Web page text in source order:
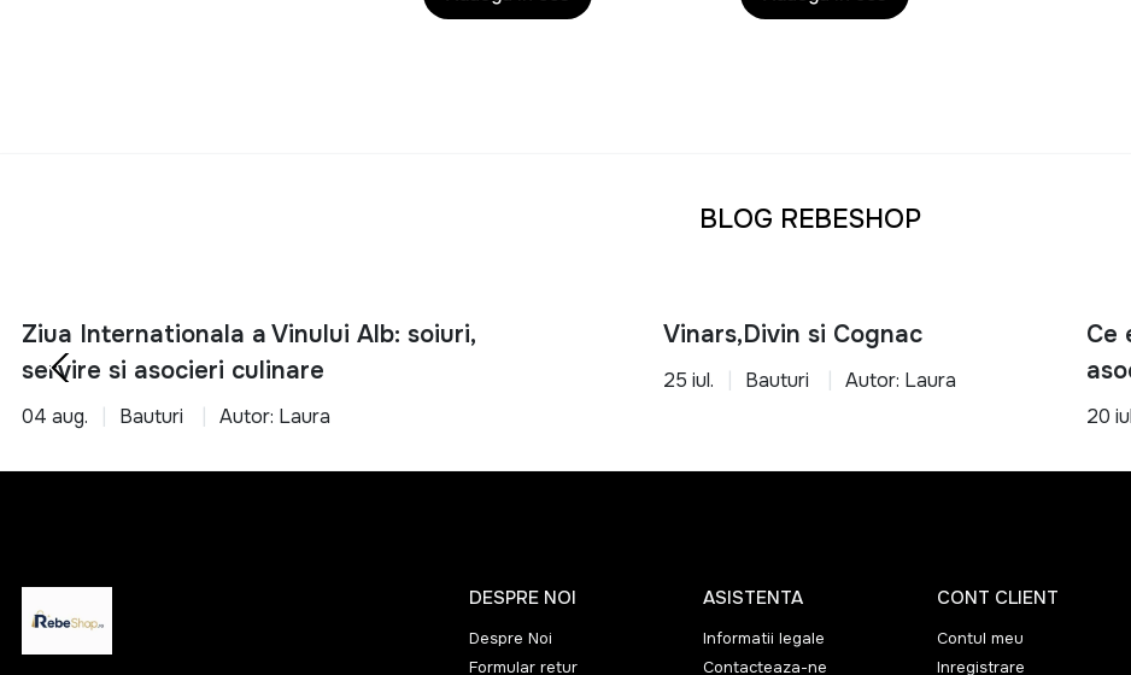
BLOG REBESHOP
Ziua Internationala a Vinului Alb: soiuri,
servire si asocieri culinare
04 aug. Bauturi Autor: Laura
Vinars,Divin si Cognac
25 iul. Bauturi Autor: Laura
Ce
20
DESPRE NOI
Despre Noi
Formular retur
ASISTENTA
Informatii legale
Contacteaza-ne
CONT CLIENT
Contul meu
Inregistrare